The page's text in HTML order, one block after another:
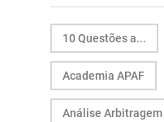
10 Questões a...
Academia APAF
Análise Arbitragem